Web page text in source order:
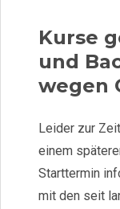
Kurse
und
wegen
Leider zur
einem
Starttermin
mit den seit